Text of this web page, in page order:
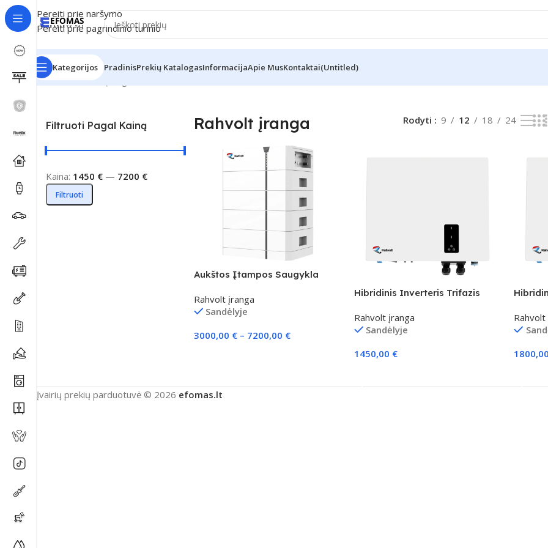
Pereiti prie naršymo
Pereiti prie pagrindinio turinio
Kategorijos PradinisPrekių KatalogasInformacijaApie MusKontaktai(Untitled)
Pradžia Rahvolt įranga
Filtruoti Pagal Kainą
Filtruoti
Kaina: 1450 € — 7200 €
Rahvolt įranga Rodyti 9 12 18 24
Aukštos Įtampos Saugykla
Rahvolt įranga
Sandėlyje
3000,00 € – 7200,00 €
Hibridinis Inverteris Trifazis
Rahvolt įranga
Sandėlyje
1450,00 €
Įvairių prekių parduotuvė © 2026 efomas.lt